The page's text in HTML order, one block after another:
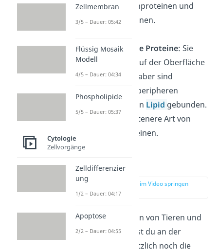
Transmembranproteinen und
Rezeptorproteinen.
Lipidverankerte Proteine: Sie
befinden sich auf der Oberfläche
der Membran, aber sind
entgegen den peripheren
Proteinen an ein Lipid gebunden.
Das ist eine seltenere Art von
Membranproteinen.
Glykokalix
zur Stelle im Video springen
(02:10)
Innerhalb der Zellen von Tieren und
Prokaryoten findest du an der
Zellmembran zusätzlich noch die
Zellmembran
3/5 – Dauer: 05:42
Flüssig Mosaik
Modell
4/5 – Dauer: 04:34
Phospholipide
5/5 – Dauer: 05:37
Cytologie
Zellvorgänge
Zelldifferenzier
ung
1/2 – Dauer: 04:17
Apoptose
2/2 – Dauer: 04:55